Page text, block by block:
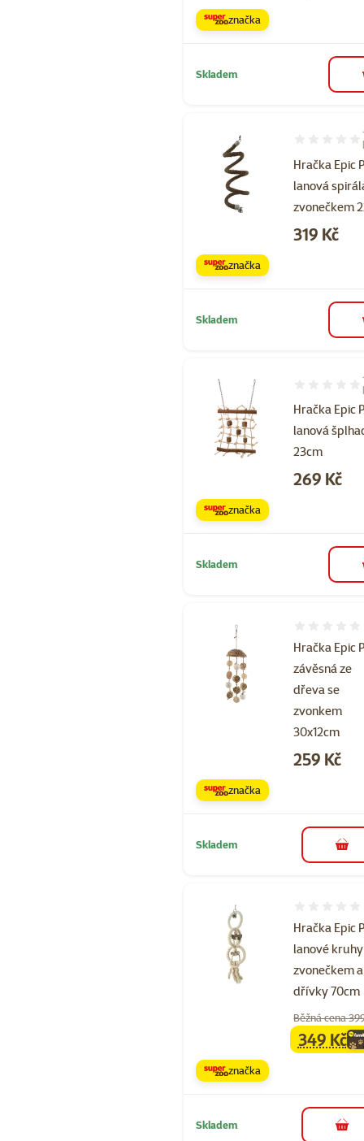
značka
Skladem
Hračka Epic
lanová
zvonečkem
Hodnocení
Cena
319 Kč
značka
Skladem
Hračka Epic
lanová
23cm
Hodnocení
Cena
269 Kč
značka
Skladem
Hračka Epic
závěsná ze
dřeva se
zvonkem
30x12cm
Cena
259 Kč
značka
Skladem do
Hračka Epic
lanové
zvonečkem a
dřívky 70cm
Běžná cena
family
349 Kč
značka
Skladem do